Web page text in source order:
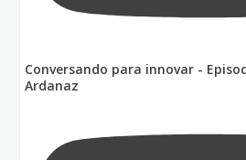
Conversando para innovar -
Ardanaz